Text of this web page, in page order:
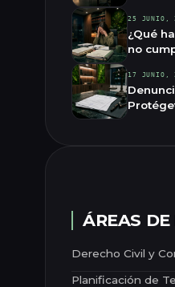
25 JUNIO,
¿Qué
no
17 JUNIO,
ÁREAS
Derecho Civil y
Planificación de